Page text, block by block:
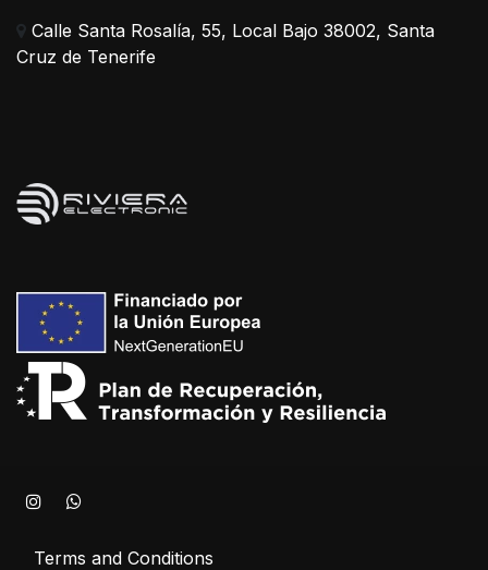
Calle Santa Rosalía, 55, Local Bajo 38002, Santa
Cruz de Tenerife
Terms and Conditions